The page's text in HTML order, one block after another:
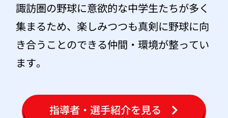
諏訪圏の野球に意欲的な中学生たちが多く
集まるため、楽しみつつも真剣に野球に向
き合うことのできる仲間・環境が整ってい
ます。
指導者・選手紹介を見る